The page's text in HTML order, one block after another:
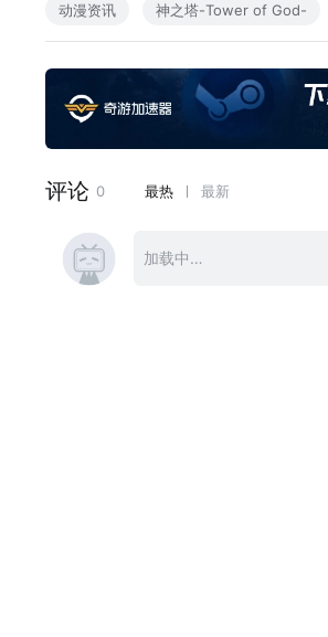
动漫资讯 神之塔-Tower of God-